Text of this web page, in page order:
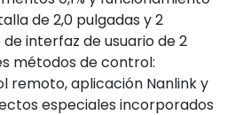
de 2,0 pulgadas y 2
interfaz de usuario de 2
métodos de control:
remoto, aplicación Nanlink y
especiales incorporados